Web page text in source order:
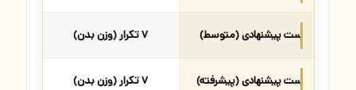
ست پیشنهادی (متوسط) ۷ تکرار (وزن بدن)
ست پیشنهادی (پیشرفته) ۷ تکرار (وزن بدن)